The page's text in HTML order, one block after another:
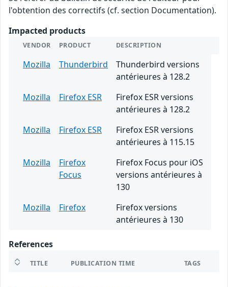
l'obtention des correctifs (cf. section Documentation).
Impacted products
VENDOR PRODUCT DESCRIPTION
Mozilla Thunderbird
Thunderbird versions
antérieures à 128.2
Mozilla
Firefox ESR
Firefox ESR versions
antérieures à 128.2
Mozilla
Firefox ESR
Firefox ESR versions
antérieures à 115.15
Mozilla
Firefox
Focus
Firefox Focus pour iOS
versions antérieures à
130
Mozilla
Firefox
Firefox versions
antérieures à 130
References
TITLE PUBLICATION TIME TAGS